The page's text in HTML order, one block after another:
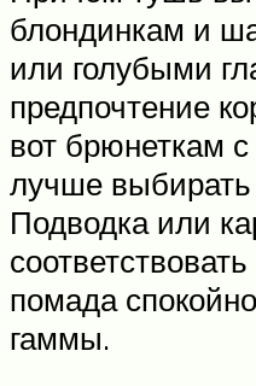
блондинкам и
или голубыми
предпочтение
вот брюнеткам
лучше
Подводка или
помада
гаммы.